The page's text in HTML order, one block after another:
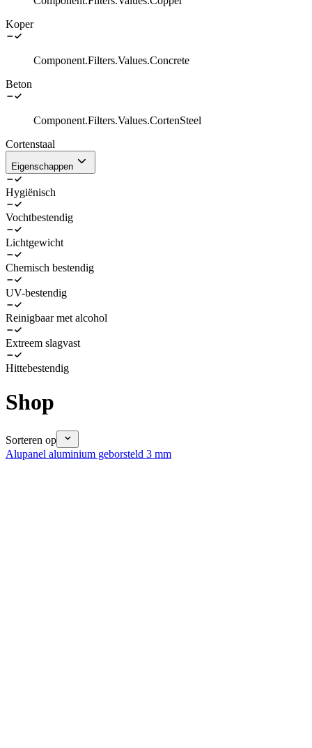
Koper
Component.Filters.Values.Concrete
Beton
Component.Filters.Values.CortenSteel
Cortenstaal
Eigenschappen
Hygiënisch
Vochtbestendig
Lichtgewicht
Chemisch bestendig
UV-bestendig
Reinigbaar met alcohol
Extreem slagvast
Hittebestendig
Shop
Sorteren op
Alupanel aluminium geborsteld 3 mm